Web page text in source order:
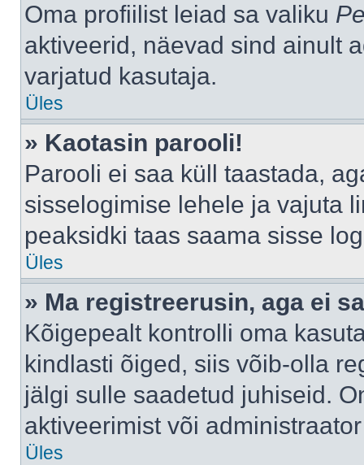
Oma profiilist leiad sa valiku
aktiveerid, näevad sind ainult
varjatud kasutaja.
Üles
» Kaotasin parooli!
Parooli ei saa küll taastada,
sisselogimise lehele ja vajuta
peaksidki taas saama sisse
Üles
» Ma registreerusin, aga ei
Kõigepealt kontrolli oma
kindlasti õiged, siis võib-olla
jälgi sulle saadetud juhiseid.
aktiveerimist või
Üles